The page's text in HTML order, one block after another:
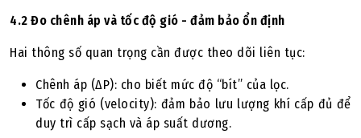
4.2 Đo chênh áp và tốc độ gió - đảm bảo ổn định
Hai thông số quan trọng cần được theo dõi liên tục:
Chênh áp (ΔP): cho biết mức độ “bít” của lọc.
Tốc độ gió (velocity): đảm bảo lưu lượng khí cấp đủ để
duy trì cấp sạch và áp suất dương.